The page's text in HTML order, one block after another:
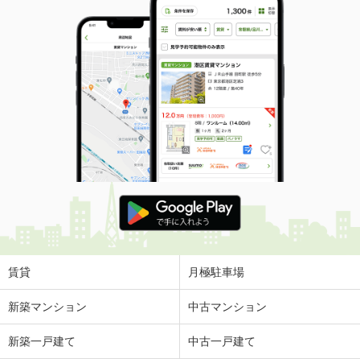
賃貸 月極駐車場
新築マンション 中古マンション
新築一戸建て 中古一戸建て